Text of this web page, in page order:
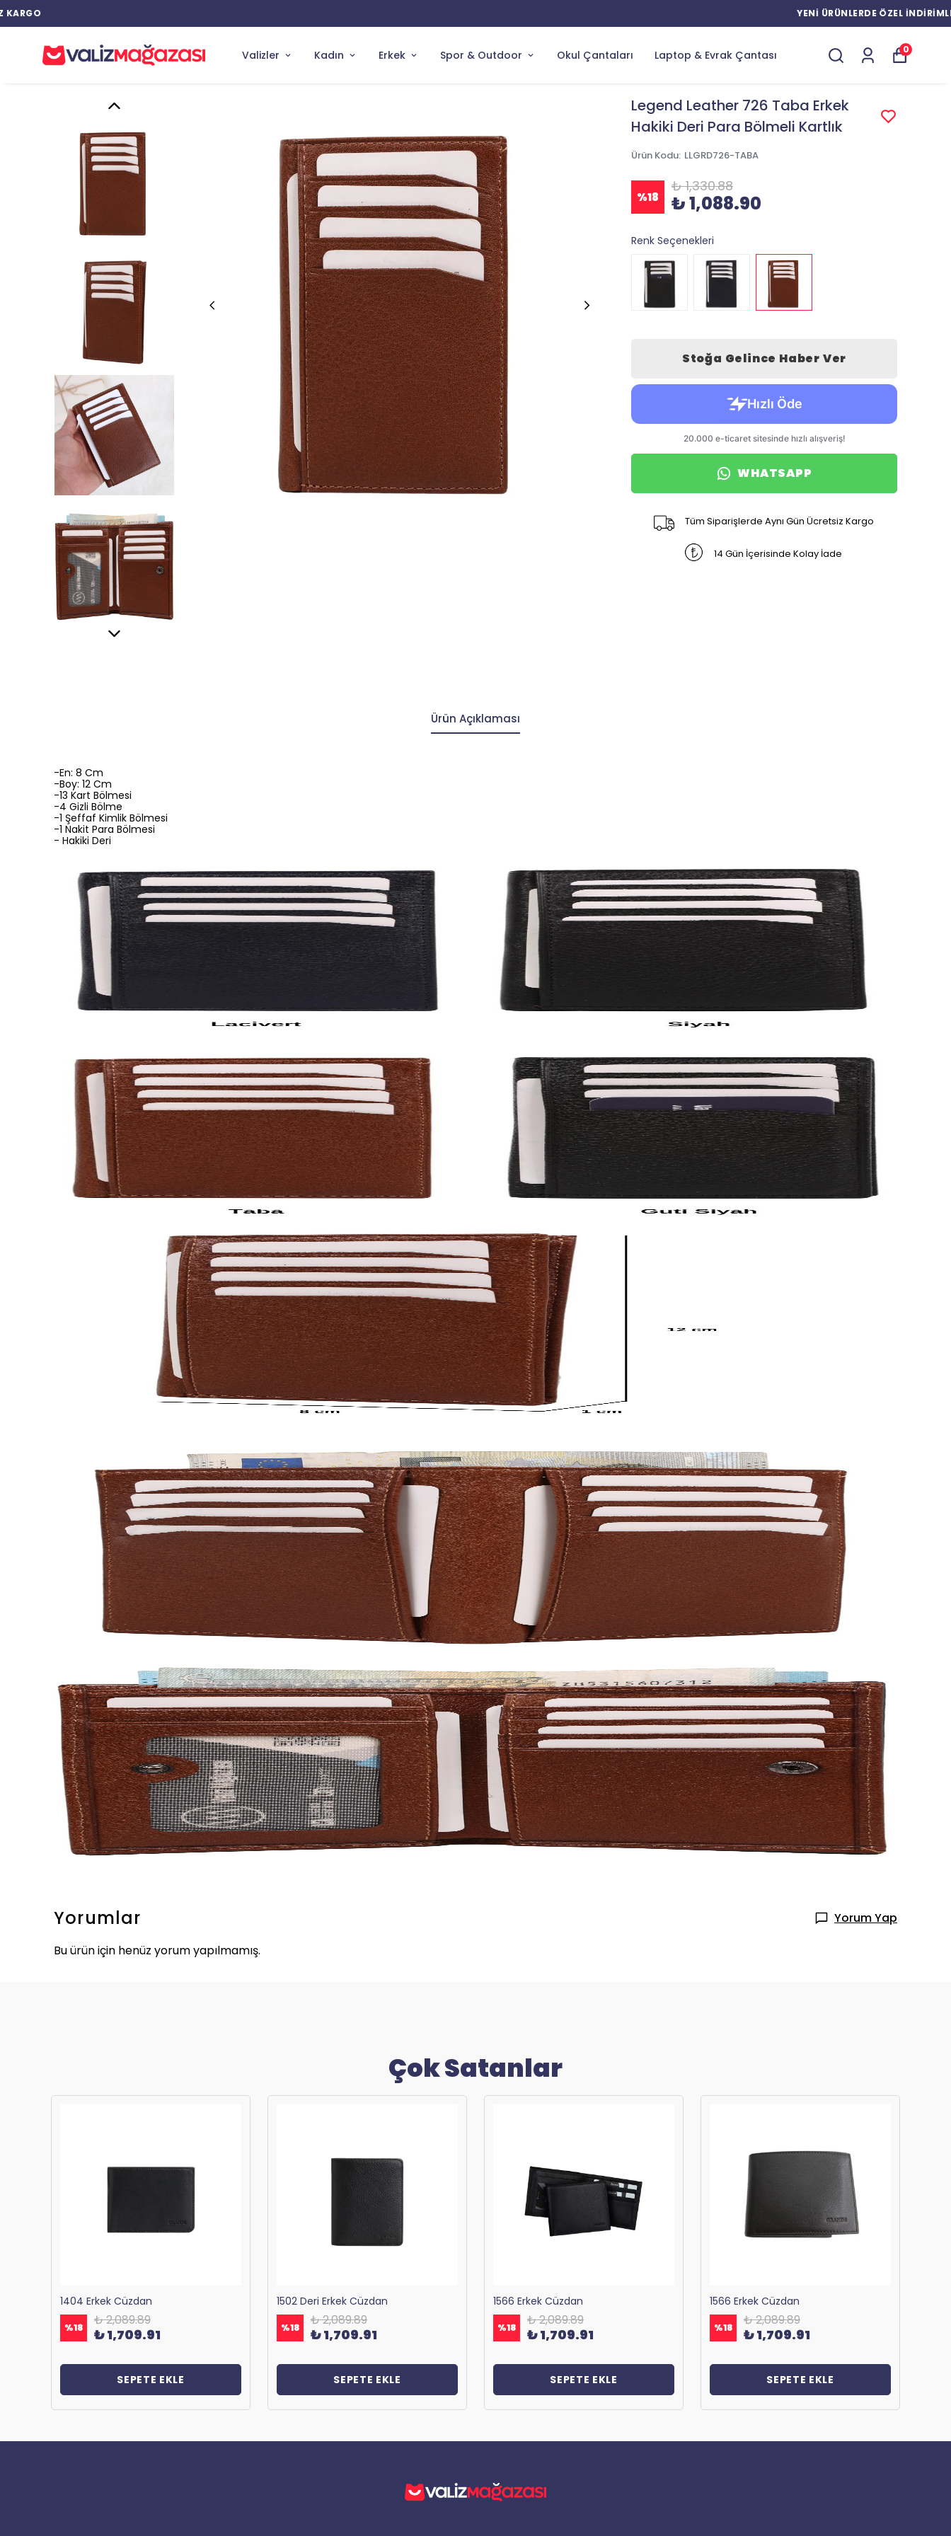
Valizler Kadın Erkek Spor & Outdoor Okul Çantaları Laptop & Evrak Çantası 0
Legend Leather 726 Taba Erkek
Hakiki Deri Para Bölmeli Kartlık
Ürün Kodu: LLGRD726-TABA
%18
₺ 1,330.88
₺ 1,088.90
Renk Seçenekleri
Stoğa Gelince Haber Ver
WHATSAPP
Tüm Siparişlerde Aynı Gün Ücretsiz Kargo
14 Gün İçerisinde Kolay İade
Ürün Açıklaması
-En: 8 Cm
-Boy: 12 Cm
-13 Kart Bölmesi
-4 Gizli Bölme
-1 Şeffaf Kimlik Bölmesi
-1 Nakit Para Bölmesi
- Hakiki Deri
Yorumlar
Yorum Yap
Bu ürün için henüz yorum yapılmamış.
Çok Satanlar
1404 Erkek Cüzdan
%18 ₺ 2,089.89
₺ 1,709.91
SEPETE EKLE
1502 Deri Erkek Cüzdan
%18 ₺ 2,089.89
₺ 1,709.91
SEPETE EKLE
1566 Erkek Cüzdan
%18 ₺ 2,089.89
₺ 1,709.91
SEPETE EKLE
1566 Erkek Cüzdan
%18 ₺ 2,089.89
₺ 1,709.91
SEPETE EKLE